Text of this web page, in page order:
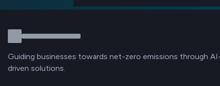
Guiding businesses towards net-zero emissions through
driven solutions.